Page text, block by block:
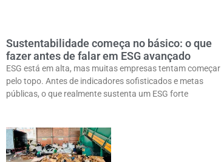
Sustentabilidade começa no básico: o que
fazer antes de falar em ESG avançado
ESG está em alta, mas muitas empresas tentam começar
pelo topo. Antes de indicadores sofisticados e metas
públicas, o que realmente sustenta um ESG forte